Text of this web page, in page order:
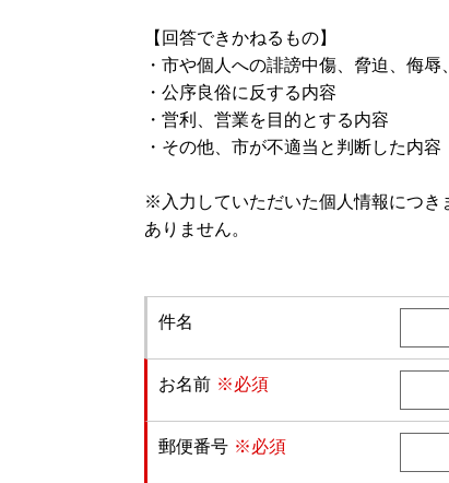
【回答できかねるもの】
・市や個人への誹謗中傷、脅迫、侮
・公序良俗に反する内容
・営利、営業を目的とする内容
・その他、市が不適当と判断した内容
※入力していただいた個人情報につき
ありません。
件名
お名前 ※必須
郵便番号 ※必須